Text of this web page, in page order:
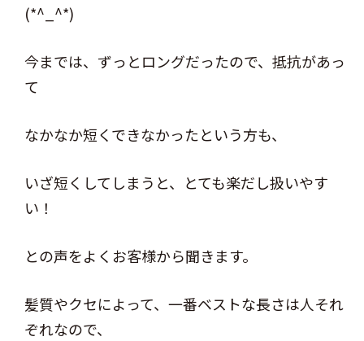
(*^_^*)
今までは、ずっとロングだったので、抵抗があっ
て
なかなか短くできなかったという方も、
いざ短くしてしまうと、とても楽だし扱いやす
い！
との声をよくお客様から聞きます。
髪質やクセによって、一番ベストな長さは人それ
ぞれなので、